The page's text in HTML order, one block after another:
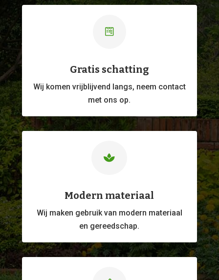

Gratis schatting
Wij komen vrijblijvend langs, neem contact
met ons op.

Modern materiaal
Wij maken gebruik van modern materiaal
en gereedschap.